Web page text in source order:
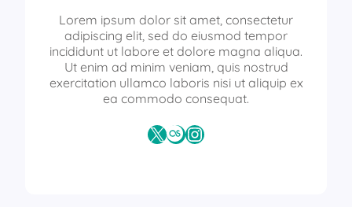
k
a
s
ı
Lorem ipsum dolor sit amet, consectetur
adipiscing elit, sed do eiusmod tempor
incididunt ut labore et dolore magna aliqua.
Ut enim ad minim veniam, quis nostrud
exercitation ullamco laboris nisi ut aliquip ex
ea commodo consequat.
X Last.fmInstagram